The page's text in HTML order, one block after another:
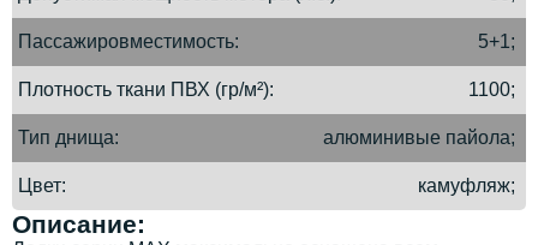
Пассажировместимость 5+1;
Плотность ткани ПВХ (гр/м²) 1100;
Тип днища алюминивые пайола;
Цвет камуфляж;
Описание: